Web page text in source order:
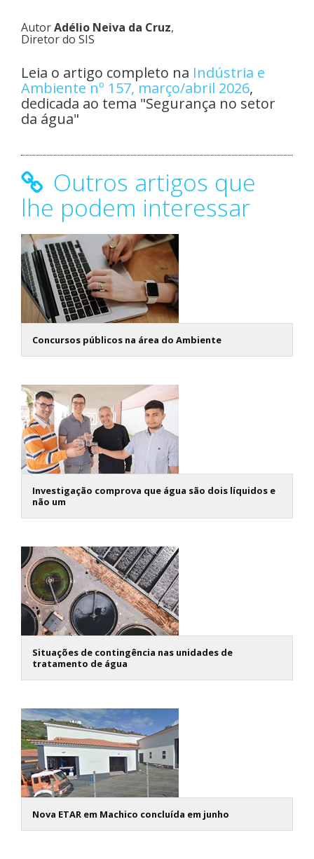
AutorAdélio Neiva da Cruz,
Diretor do SIS
Leia o artigo completo na Indústria e
Ambiente nº 157, março/abril 2026,
dedicada ao tema "Segurança no setor
da água"
Outros artigos que
lhe podem interessar
Concursos públicos na área do Ambiente
Investigação comprova que água são dois líquidos e
não um
Situações de contingência nas unidades de
tratamento de água
Nova ETAR em Machico concluída em junho